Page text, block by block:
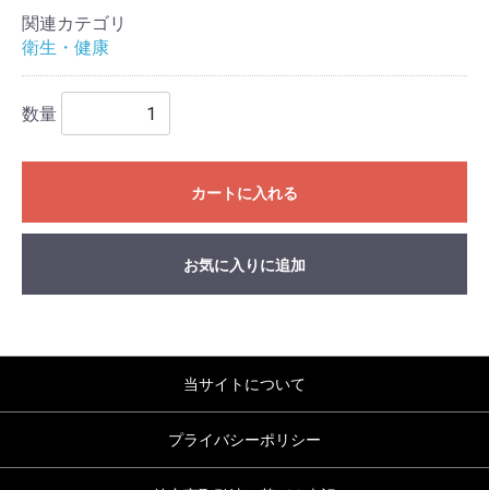
関連カテゴリ
衛生・健康
数量
カートに入れる
お気に入りに追加
当サイトについて
プライバシーポリシー